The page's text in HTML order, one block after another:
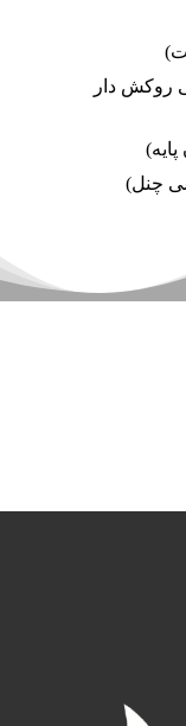
روکش دار
چنل)